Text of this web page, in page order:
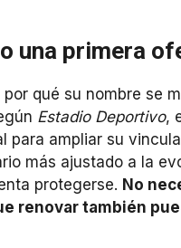
una primera
qué su nombre se
Estadio Deportivo,
para ampliar su
más ajustado a la
protegerse. No
renovar también